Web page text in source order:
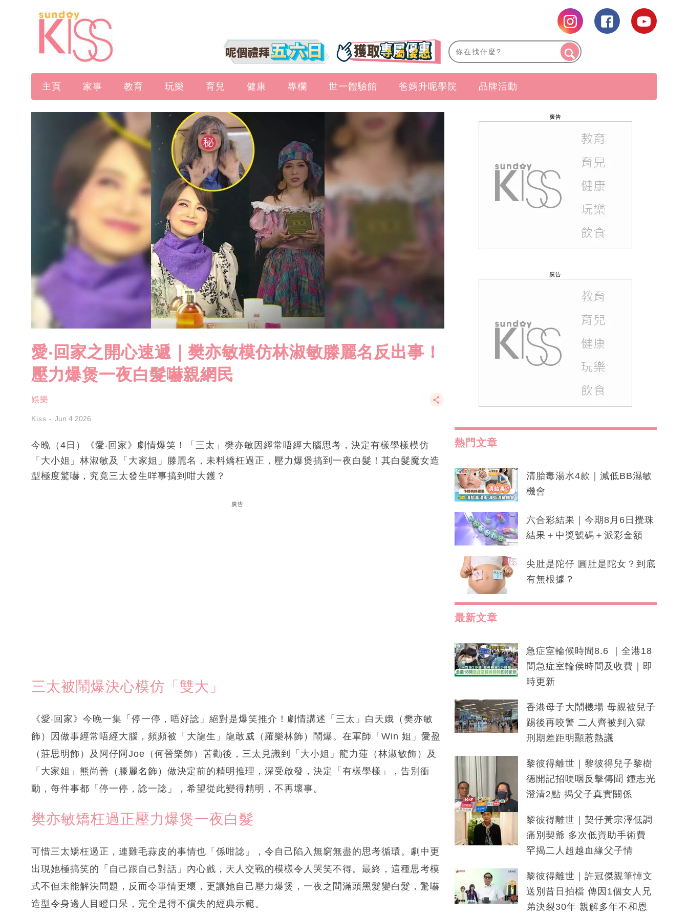
主頁 家事 教育 玩樂 育兒 健康 專欄 世一體驗館 爸媽升呢學院 品牌活動
愛‧回家之開心速遞｜樊亦敏模仿林淑敏滕麗名反出事！
壓力爆煲一夜白髮嚇親網民
娛樂
Kiss Jun 4 2026
今晚（4日）《愛‧回家》劇情爆笑！「三太」樊亦敏因經常唔經大腦思考，決定有樣學樣模仿
「大小姐」林淑敏及「大家姐」滕麗名，未料矯枉過正，壓力爆煲搞到一夜白髮！其白髮魔女造
型極度驚嚇，究竟三太發生咩事搞到咁大鑊？
廣告
三太被鬧爆決心模仿「雙大」
《愛‧回家》今晚一集「停一停，唔好諗」絕對是爆笑推介！劇情講述「三太」白天娥（樊亦敏
飾）因做事經常唔經大腦，頻頻被「大龍生」龍敢威（羅樂林飾）鬧爆。在軍師「Win 姐」愛盈
（莊思明飾）及阿仔阿Joe（何晉樂飾）苦勸後，三太見識到「大小姐」龍力蓮（林淑敏飾）及
「大家姐」熊尚善（滕麗名飾）做決定前的精明推理，深受啟發，決定「有樣學樣」，告別衝
動，每件事都「停一停，諗一諗」，希望從此變得精明，不再壞事。
樊亦敏矯枉過正壓力爆煲一夜白髮
可惜三太矯枉過正，連雞毛蒜皮的事情也「係咁諗」，令自己陷入無窮無盡的思考循環。劇中更
出現她極搞笑的「自己跟自己對話」內心戲，天人交戰的模樣令人哭笑不得。最終，這種思考模
式不但未能解決問題，反而令事情更壞，更讓她自己壓力爆煲，一夜之間滿頭黑髮變白髮，驚嚇
造型令身邊人目瞪口呆，完全是得不償失的經典示範。
廣告
廣告
熱門文章
清胎毒湯水4款｜減低BB濕敏
機會
六合彩結果｜今期8月6日攪珠
結果＋中獎號碼＋派彩金額
尖肚是陀仔 圓肚是陀女？到底
有無根據？
最新文章
急症室輪候時間8.6 ｜全港18
間急症室輪侯時間及收費｜即
時更新
香港母子大鬧機場 母親被兒子
踢後再咬警 二人齊被判入獄
刑期差距明顯惹熱議
黎彼得離世｜黎彼得兒子黎樹
德開記招哽咽反擊傳聞 鍾志光
澄清2點 揭父子真實關係
黎彼得離世｜契仔黃宗澤低調
痛別契爺 多次低資助手術費
罕揭二人超越血緣父子情
黎彼得離世｜許冠傑親筆悼文
送別昔日拍檔 傳因1個女人兄
弟決裂30年 親解多年不和恩